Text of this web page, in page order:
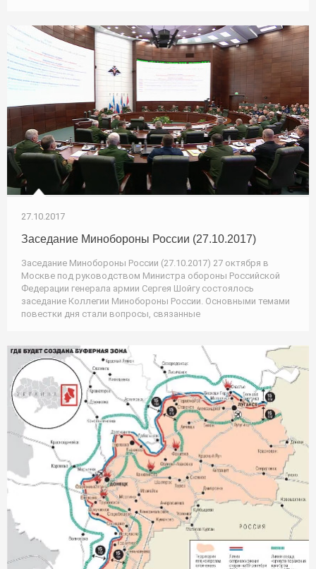
27.10.2017
Заседание Минобороны России (27.10.2017)
Заседание Минобороны России (27.10.2017) 27 октября в
Москве под руководством Министра обороны Российской
Федерации генерала армии Сергея Шойгу состоялось
заседание Коллегии Минобороны России. Основными темами
повестки дня стали вопросы, связанные